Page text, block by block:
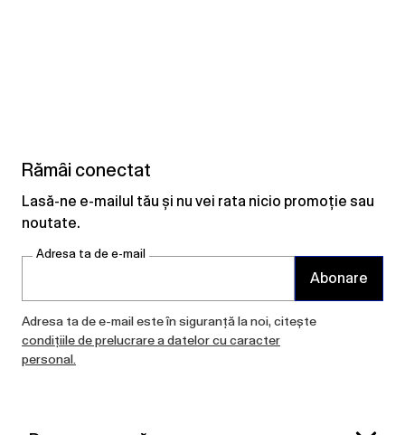
Rămâi conectat
Lasă-ne e-mailul tău și nu vei rata nicio promoție sau
noutate.
Adresa ta de e-mail
Abonare
Adresa ta de e-mail este în siguranță la noi, citește
condițiile de prelucrare a datelor cu caracter
personal.